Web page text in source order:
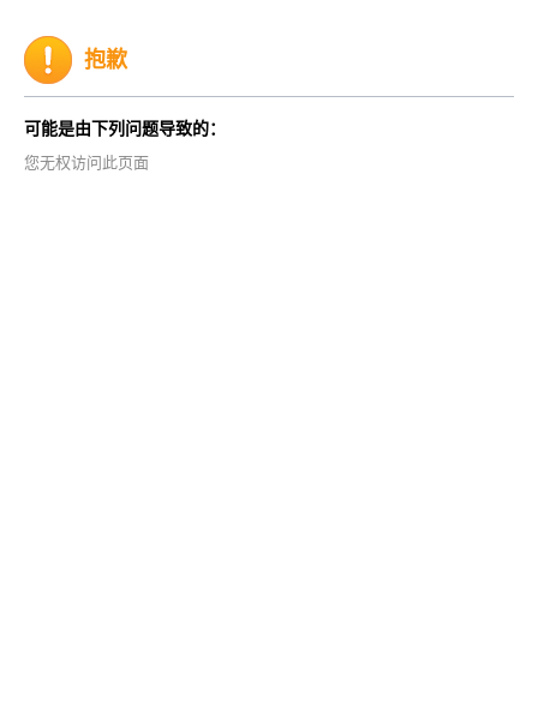
抱歉
可能是由下列问题导致的：
您无权访问此页面